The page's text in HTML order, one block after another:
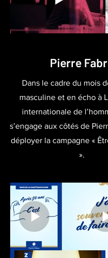
Pierre
Dans le cadre du mois
masculine et en écho à
internationale de
s’engage aux côtés de
déployer la campagne «
».